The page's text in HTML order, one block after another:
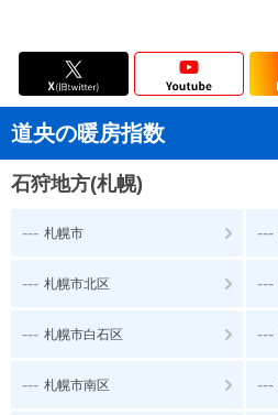
道央の暖房指数
石狩地方(札幌)
--- 札幌市 ---
--- 札幌市北区 ---
--- 札幌市白石区 ---
--- 札幌市南区 ---